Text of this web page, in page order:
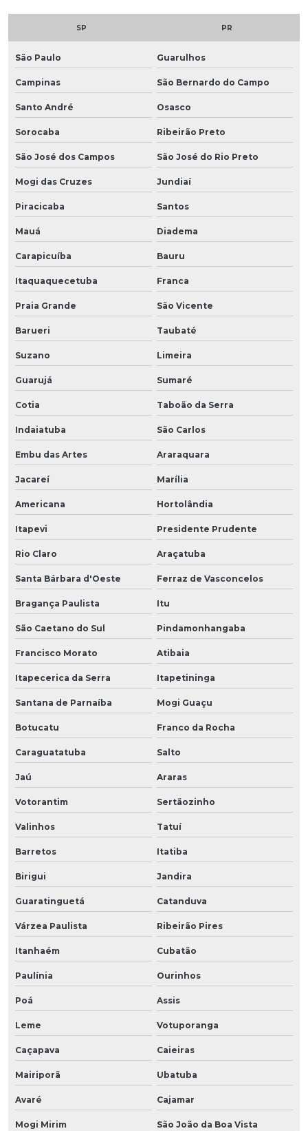
SP PR
São Paulo Guarulhos
Campinas São Bernardo do Campo
Santo André Osasco
Sorocaba Ribeirão Preto
São José dos Campos São José do Rio Preto
Mogi das Cruzes Jundiaí
Piracicaba Santos
Mauá Diadema
Carapicuíba Bauru
Itaquaquecetuba Franca
Praia Grande São Vicente
Barueri Taubaté
Suzano Limeira
Guarujá Sumaré
Cotia Taboão da Serra
Indaiatuba São Carlos
Embu das Artes Araraquara
Jacareí Marília
Americana Hortolândia
Itapevi Presidente Prudente
Rio Claro Araçatuba
Santa Bárbara d'Oeste Ferraz de Vasconcelos
Bragança Paulista Itu
São Caetano do Sul Pindamonhangaba
Francisco Morato Atibaia
Itapecerica da Serra Itapetininga
Santana de Parnaíba Mogi Guaçu
Botucatu Franco da Rocha
Caraguatatuba Salto
Jaú Araras
Votorantim Sertãozinho
Valinhos Tatuí
Barretos Itatiba
Birigui Jandira
Guaratinguetá Catanduva
Várzea Paulista Ribeirão Pires
Itanhaém Cubatão
Paulínia Ourinhos
Poá Assis
Leme Votuporanga
Caçapava Caieiras
Mairiporã Ubatuba
Avaré Cajamar
Mogi Mirim São João da Boa Vista